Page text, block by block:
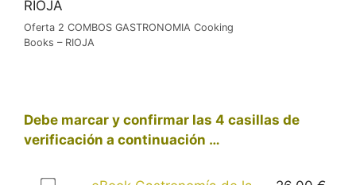
Oferta 2 COMBOS GASTRONOMIA Cooking
Books – RIOJA
Debe marcar y confirmar las 4 casillas de
verificación a continuación …